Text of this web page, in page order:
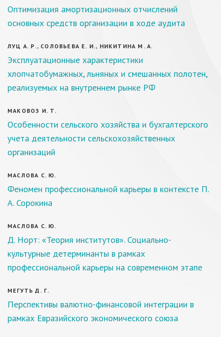
Оптимизация амортизационных отчислений
основных средств организации в ходе аудита
ЛУЦ А. Р., СОЛОВЬЕВА Е. И., НИКИТИНА М. А.
Эксплуатационные характеристики
хлопчатобумажных, льняных и смешанных полотен,
реализуемых на внутреннем рынке РФ
МАКОВОЗ И. Т.
Особенности сельского хозяйства и бухгалтерского
учета деятельности сельскохозяйственных
организаций
МАСЛОВА С. Ю.
Феномен профессиональной карьеры в контексте П.
А. Сорокина
МАСЛОВА С. Ю.
Д. Норт: «Теория институтов». Социально-
культурные детерминанты в рамках
профессиональной карьеры на современном этапе
МЕГУТЬ Д. Г.
Перспективы валютно-финансовой интеграции в
рамках Евразийского экономического союза